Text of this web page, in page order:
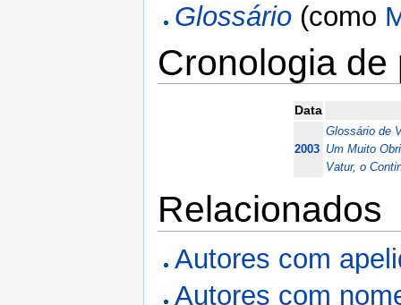
Glossário (como
Cronologia de
Data
2003
Glossário de
Um Muito
Vatur, o
Relacionados
Autores com
Autores com